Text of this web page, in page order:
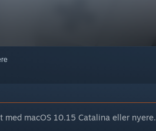
macOS 10.15 Catalina eller nyere.